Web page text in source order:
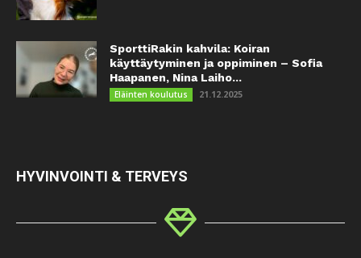
SporttiRakin kahvila: Koiran
käyttäytyminen ja oppiminen – Sofia
Haapanen, Nina Laiho...
Eläinten koulutus 21.12.2025
HYVINVOINTI & TERVEYS